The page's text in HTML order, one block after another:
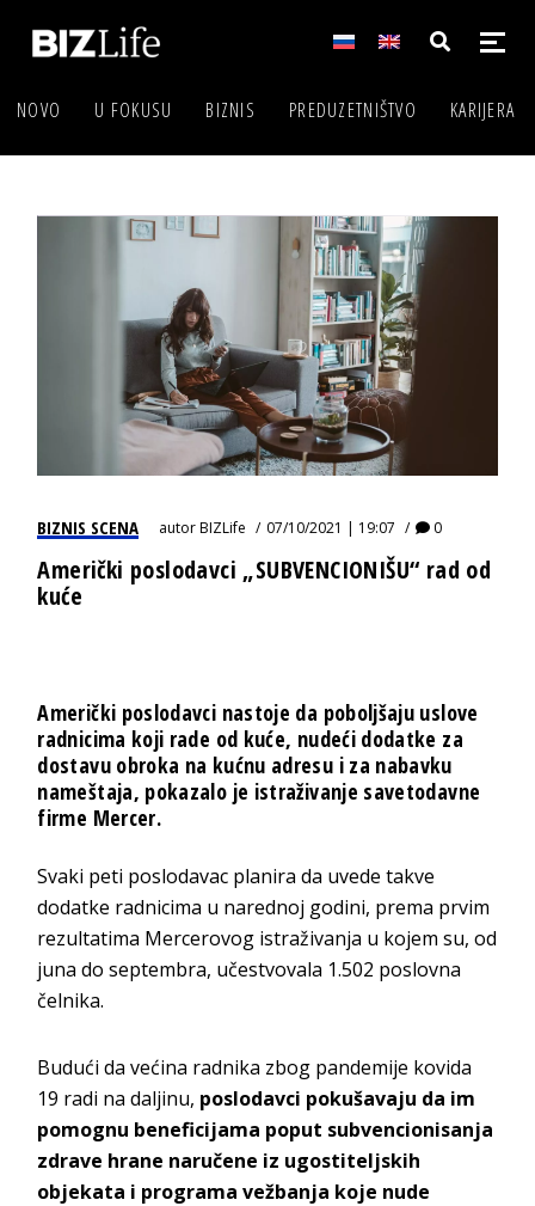
NOVO U FOKUSU BIZNIS PREDUZETNIŠTVO KARIJERA
BIZNIS SCENA autorBIZLife 07/10/2021 | 19:07 0
Američki poslodavci „SUBVENCIONIŠU“ rad od
kuće
Američki poslodavci nastoje da poboljšaju uslove
radnicima koji rade od kuće, nudeći dodatke za
dostavu obroka na kućnu adresu i za nabavku
nameštaja, pokazalo je istraživanje savetodavne
firme Mercer.
Svaki peti poslodavac planira da uvede takve
dodatke radnicima u narednoj godini, prema prvim
rezultatima Mercerovog istraživanja u kojem su, od
juna do septembra, učestvovala 1.502 poslovna
čelnika.
Budući da većina radnika zbog pandemije kovida
19 radi na daljinu, poslodavci pokušavaju da im
pomognu beneficijama poput subvencionisanja
zdrave hrane naručene iz ugostiteljskih
objekata i programa vežbanja koje nude